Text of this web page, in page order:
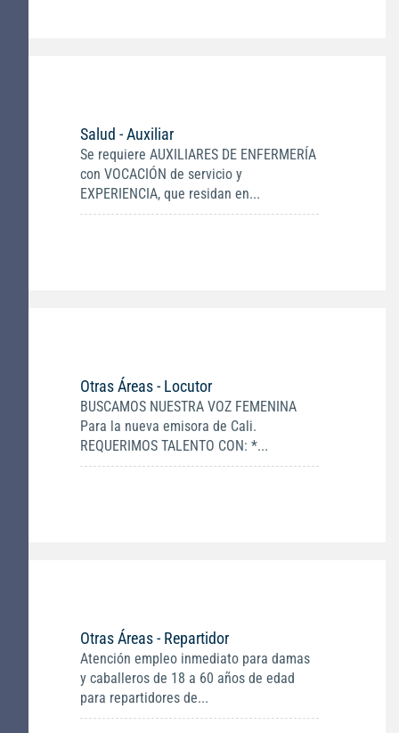
Salud - Auxiliar
Se requiere AUXILIARES DE ENFERMERÍA
con VOCACIÓN de servicio y
EXPERIENCIA, que residan en...
Otras Áreas - Locutor
BUSCAMOS NUESTRA VOZ FEMENINA
Para la nueva emisora de Cali.
REQUERIMOS TALENTO CON: *...
Otras Áreas - Repartidor
Atención empleo inmediato para damas
y caballeros de 18 a 60 años de edad
para repartidores de...